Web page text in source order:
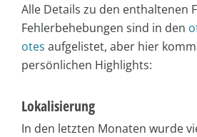
Alle Details zu den enthaltenen
Fehlerbehebungen sind in den
otes aufgelistet, aber hier
persönlichen Highlights:
Lokalisierung
In den letzten Monaten wurde